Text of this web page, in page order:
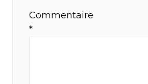
Commentaire
*